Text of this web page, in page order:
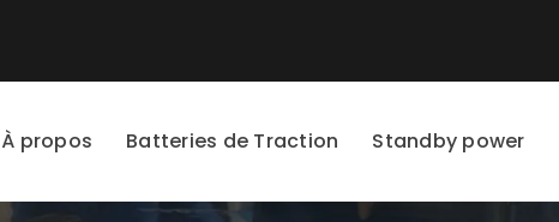
À propos Batteries de Traction Standby power